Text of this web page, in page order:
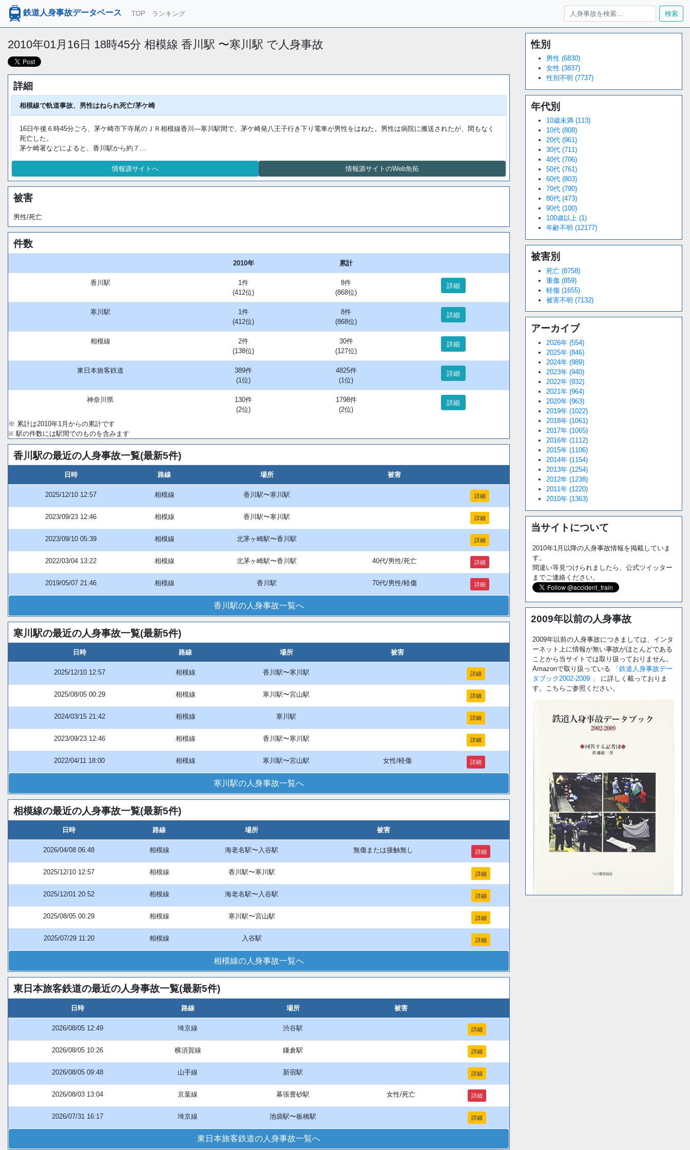
鉄道人身事故データベース TOP ランキング 検索
2010年01月16日 18時45分 相模線 香川駅 〜寒川駅 で人身事故
詳細
相模線で軌道事故、男性はねられ死亡/茅ケ崎
16日午後６時45分ごろ、茅ケ崎市下寺尾のＪＲ相模線香川―寒川駅間で、茅ケ崎発八王子行き下り電車が男性をはねた。男性は病院に搬送されたが、間もなく
死亡した。
茅ケ崎署などによると、香川駅から約７...
情報源サイトへ 情報源サイトのWeb魚拓
被害
男性/死亡
件数
2010年 累計
香川駅
1件
(412位)
8件
(868位)
詳細
寒川駅
1件
(412位)
8件
(868位)
詳細
相模線
2件
(138位)
30件
(127位)
詳細
東日本旅客鉄道
389件
(1位)
4825件
(1位)
詳細
神奈川県
130件
(2位)
1798件
(2位)
詳細
※ 累計は2010年1月からの累計です
※ 駅の件数には駅間でのものを含みます
香川駅の最近の人身事故一覧(最新5件)
日時 路線 場所 被害
2025/12/10 12:57 相模線 香川駅〜寒川駅 詳細
2023/09/23 12:46 相模線 香川駅〜寒川駅 詳細
2023/09/10 05:39 相模線 北茅ヶ崎駅〜香川駅 詳細
2022/03/04 13:22 相模線 北茅ヶ崎駅〜香川駅 40代/男性/死亡 詳細
2019/05/07 21:46 相模線 香川駅 70代/男性/軽傷 詳細
香川駅の人身事故一覧へ
寒川駅の最近の人身事故一覧(最新5件)
日時 路線 場所 被害
2025/12/10 12:57 相模線 香川駅〜寒川駅 詳細
2025/08/05 00:29 相模線 寒川駅〜宮山駅 詳細
2024/03/15 21:42 相模線 寒川駅 詳細
2023/09/23 12:46 相模線 香川駅〜寒川駅 詳細
2022/04/11 18:00 相模線 寒川駅〜宮山駅 女性/軽傷 詳細
寒川駅の人身事故一覧へ
相模線の最近の人身事故一覧(最新5件)
日時 路線 場所 被害
2026/04/08 06:48 相模線 海老名駅〜入谷駅 無傷または接触無し 詳細
2025/12/10 12:57 相模線 香川駅〜寒川駅 詳細
2025/12/01 20:52 相模線 海老名駅〜入谷駅 詳細
2025/08/05 00:29 相模線 寒川駅〜宮山駅 詳細
2025/07/29 11:20 相模線 入谷駅 詳細
相模線の人身事故一覧へ
東日本旅客鉄道の最近の人身事故一覧(最新5件)
日時 路線 場所 被害
2026/08/05 12:49 埼京線 渋谷駅 詳細
2026/08/05 10:26 横須賀線 鎌倉駅 詳細
2026/08/05 09:48 山手線 新宿駅 詳細
2026/08/03 13:04 京葉線 幕張豊砂駅 女性/死亡 詳細
2026/07/31 16:17 埼京線 池袋駅〜板橋駅 詳細
東日本旅客鉄道の人身事故一覧へ
Unmute
34.94%
性別
男性 (6830)
女性 (3837)
性別不明 (7737)
年代別
10歳未満 (113)
10代 (808)
20代 (961)
30代 (711)
40代 (706)
50代 (761)
60代 (803)
70代 (790)
80代 (473)
90代 (100)
100歳以上 (1)
年齢不明 (12177)
被害別
死亡 (8758)
重傷 (859)
軽傷 (1655)
被害不明 (7132)
アーカイブ
2026年 (554)
2025年 (846)
2024年 (989)
2023年 (940)
2022年 (932)
2021年 (964)
2020年 (963)
2019年 (1022)
2018年 (1061)
2017年 (1065)
2016年 (1112)
2015年 (1106)
2014年 (1154)
2013年 (1254)
2012年 (1238)
2011年 (1220)
2010年 (1363)
当サイトについて
2010年1月以降の人身事故情報を掲載していま
す。
間違い等見つけられましたら、公式ツイッター
までご連絡ください。
2009年以前の人身事故
2009年以前の人身事故につきましては、インタ
ーネット上に情報が無い事故がほとんどである
ことから当サイトでは取り扱っておりません。
Amazonで取り扱っている
「鉄道人身事故デー
タブック2002-2009 」
に詳しく載っておりま
す。こちらご参照ください。